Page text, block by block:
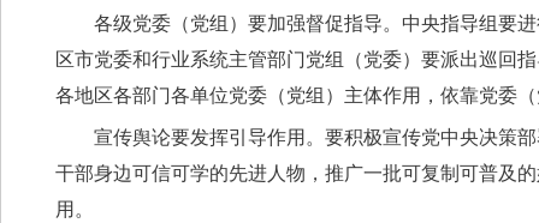
各级党委（党组）要加强督促指导。中央指导组要
区市党委和行业系统主管部门党组（党委）要派出巡回
各地区各部门各单位党委（党组）主体作用，依靠党委
宣传舆论要发挥引导作用。要积极宣传党中央决策
干部身边可信可学的先进人物，推广一批可复制可普及
用。